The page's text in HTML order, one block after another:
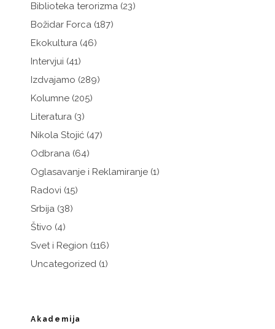
Biblioteka terorizma (23)
Božidar Forca (187)
Ekokultura (46)
Intervjui (41)
Izdvajamo (289)
Kolumne (205)
Literatura (3)
Nikola Stojić (47)
Odbrana (64)
Oglasavanje i Reklamiranje (1)
Radovi (15)
Srbija (38)
Štivo (4)
Svet i Region (116)
Uncategorized (1)
Akademija